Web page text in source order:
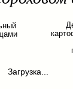
(8)
Загрузка...